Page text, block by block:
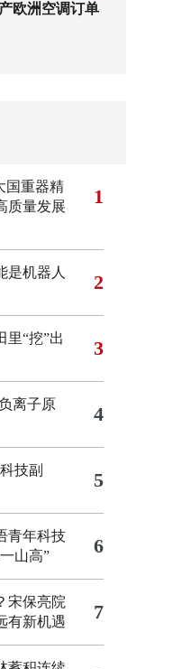
欧洲空调订单
国重器精
质量发展
1
是机器人
2
里“挖”出
3
离子原
4
技副
5
青年科技
山高”
6
宋保亮院
有新机遇
7